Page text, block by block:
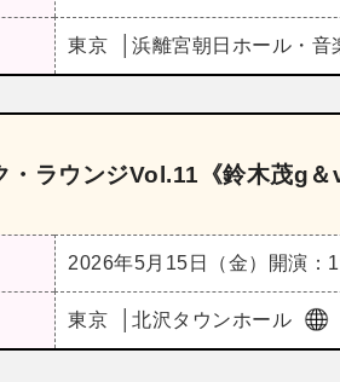
東京 浜離宮朝日ホール・音
・ラウンジVol.11《鈴木茂g＆
2026年5月15日（金） 開演：
東京 北沢タウンホール